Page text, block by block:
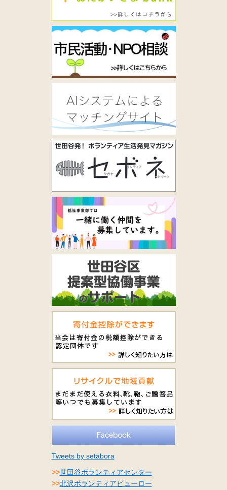
Tweets by setabora
>>世田谷ボランティアセンター
>>北沢ボランティアビューロー